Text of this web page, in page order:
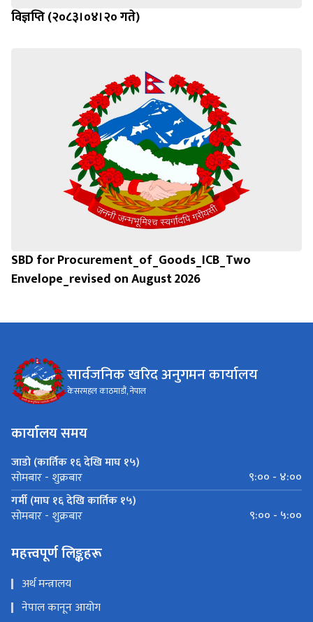
विज्ञप्ति (२०८३।०४।२० गते)
SBD for Procurement_of_Goods_ICB_Two
Envelope_revised on August 2026
सार्वजनिक खरिद अनुगमन कार्यालय
केसरमहल काठमाडौं, नेपाल
कार्यालय समय
जाडो (कार्तिक १६ देखि माघ १५)
सोमबार - शुक्रबार
९:०० - ४:००
गर्मी (माघ १६ देखि कार्तिक १५)
सोमबार - शुक्रबार ९:०० - ५:००
महत्त्वपूर्ण लिङ्कहरू
अर्थ मन्त्रालय
नेपाल कानून आयोग